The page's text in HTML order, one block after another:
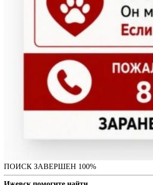
ПОИСК ЗАВЕРШЕН 100%